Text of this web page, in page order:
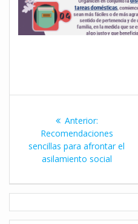
entradas
Anterior:Entrada
anterior:
Recomendaciones
sencillas para afrontar el
asilamiento social